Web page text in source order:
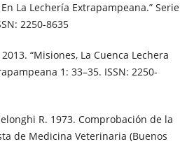
La Lechería Extrapampeana.” Serie
2250-8635
“Misiones, La Cuenca Lechera
1: 33–35. ISSN: 2250-
R. 1973. Comprobación de la
de Medicina Veterinaria (Buenos